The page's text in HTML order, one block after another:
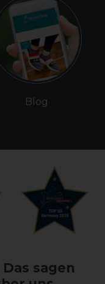
Blog
sagen